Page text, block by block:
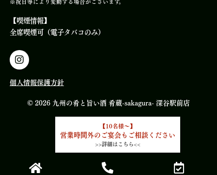
※祝日等により変動する場合がございます。
【喫煙情報】
全席喫煙可（電子タバコのみ）
個人情報保護方針
© 2026 九州の肴と旨い酒 肴蔵-sakagura- 深谷駅前店
【10名様～】
営業時間外のご宴会もご相談ください
>>詳細はこちら<<